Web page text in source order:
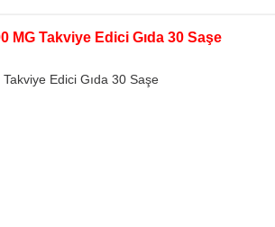
MG Takviye Edici Gıda 30 Saşe
Edici Gıda 30 Saşe